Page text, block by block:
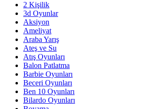
2 Kişilik
3d Oyunlar
Aksiyon
Ameliyat
Araba Yarış
Ateş ve Su
Atış Oyunları
Balon Patlatma
Barbie Oyunları
Beceri Oyunları
Ben 10 Oyunları
Bilardo Oyunları